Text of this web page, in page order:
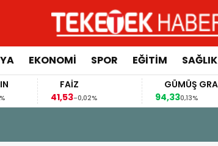
EKONOMİ SPOR EĞİTİM SAĞLIK
FAİZ
41,53-0,02%
GÜMÜŞ GRAM
94,330,13%
Şekillendiriyor”